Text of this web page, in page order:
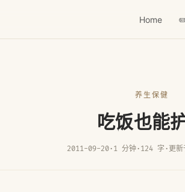
Home
养生保健
吃饭也能
2011-09-20· 1 分钟· 124 字 · 更